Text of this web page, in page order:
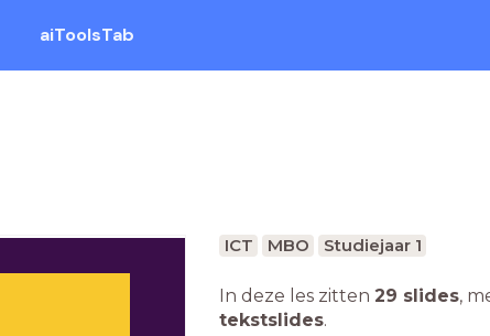
aiToolsTab
ICT MBO Studiejaar 1
In deze les zitten 29 slides,
tekstslides.